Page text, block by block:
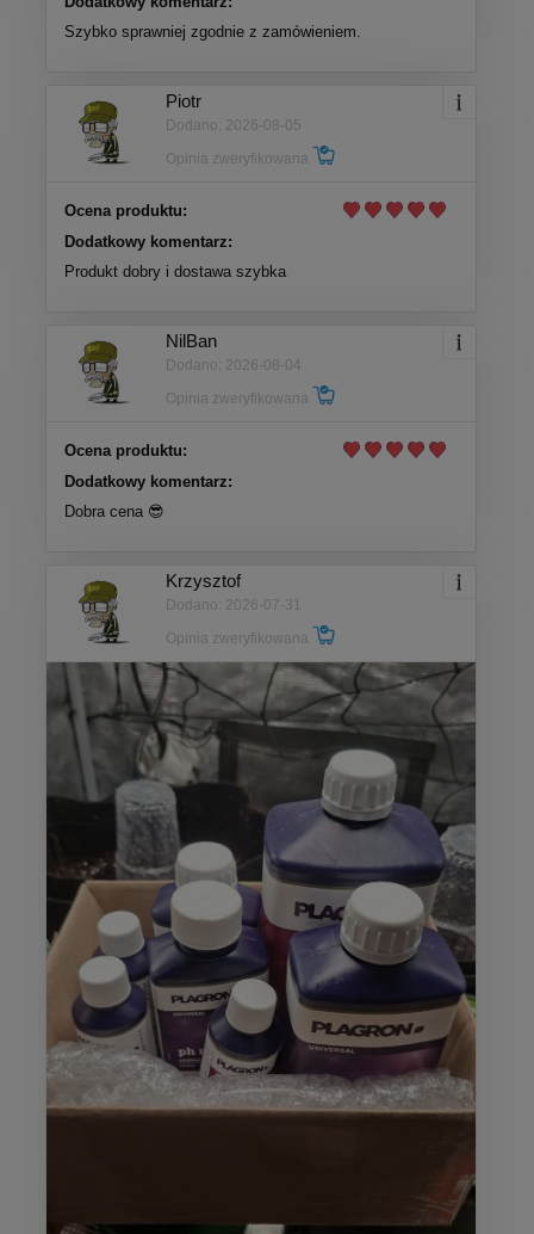
Szybko sprawniej zgodnie z zamówieniem.
Piotr
Dodano: 2026-08-05
Opinia zweryfikowana
Ocena produktu:
Dodatkowy komentarz:
Produkt dobry i dostawa szybka
NilBan
Dodano: 2026-08-04
Opinia zweryfikowana
Ocena produktu:
Dodatkowy komentarz:
Dobra cena 😎
Krzysztof
Dodano: 2026-07-31
Opinia zweryfikowana